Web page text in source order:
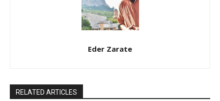
Eder Zarate
RELATED ARTICLES